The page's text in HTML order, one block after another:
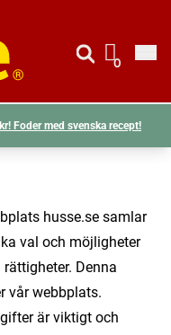
Gå till
Visa
0
Foder med svenska recept!
husse.se samlar
val och möjligheter
Denna
vår webbplats.
är viktigt och